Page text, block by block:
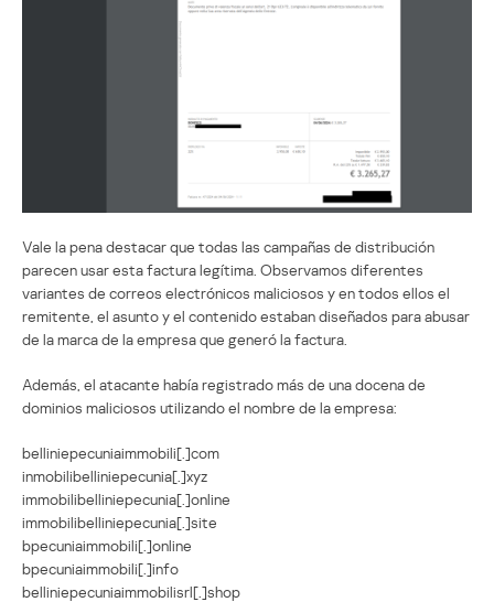
Vale la pena destacar que todas las campañas de distribución
parecen usar esta factura legítima. Observamos diferentes
variantes de correos electrónicos maliciosos y en todos ellos el
remitente, el asunto y el contenido estaban diseñados para abusar
de la marca de la empresa que generó la factura.
Además, el atacante había registrado más de una docena de
dominios maliciosos utilizando el nombre de la empresa:
belliniepecuniaimmobili[.]com
inmobilibelliniepecunia[.]xyz
immobilibelliniepecunia[.]online
immobilibelliniepecunia[.]site
bpecuniaimmobili[.]online
bpecuniaimmobili[.]info
belliniepecuniaimmobilisrl[.]shop